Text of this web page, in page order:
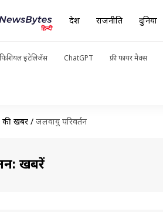
देश राजनीति दुनिया
इंटेलिजेंस ChatGPT फ्री फायर मैक्स
की खबरें / जलवायु परिवर्तन
खबरें